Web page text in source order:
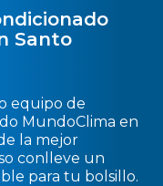
Santo
equipo de
MundoClima en
la mejor
conlleve un
para tu bolsillo.